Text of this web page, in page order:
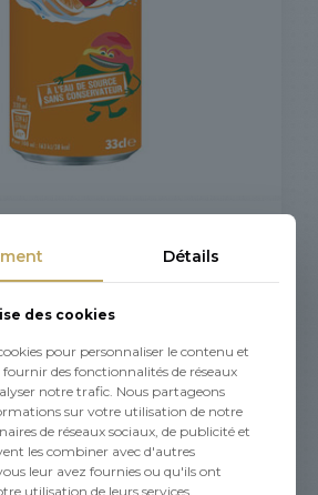
Détails
des cookies
pour personnaliser le contenu et
des fonctionnalités de réseaux
notre trafic. Nous partageons
sur votre utilisation de notre
de réseaux sociaux, de publicité et
les combiner avec d'autres
leur avez fournies ou qu'ils ont
utilisation de leurs services.